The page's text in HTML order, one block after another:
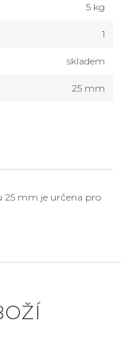
5 kg
1
skladem
25 mm
mm je určena pro